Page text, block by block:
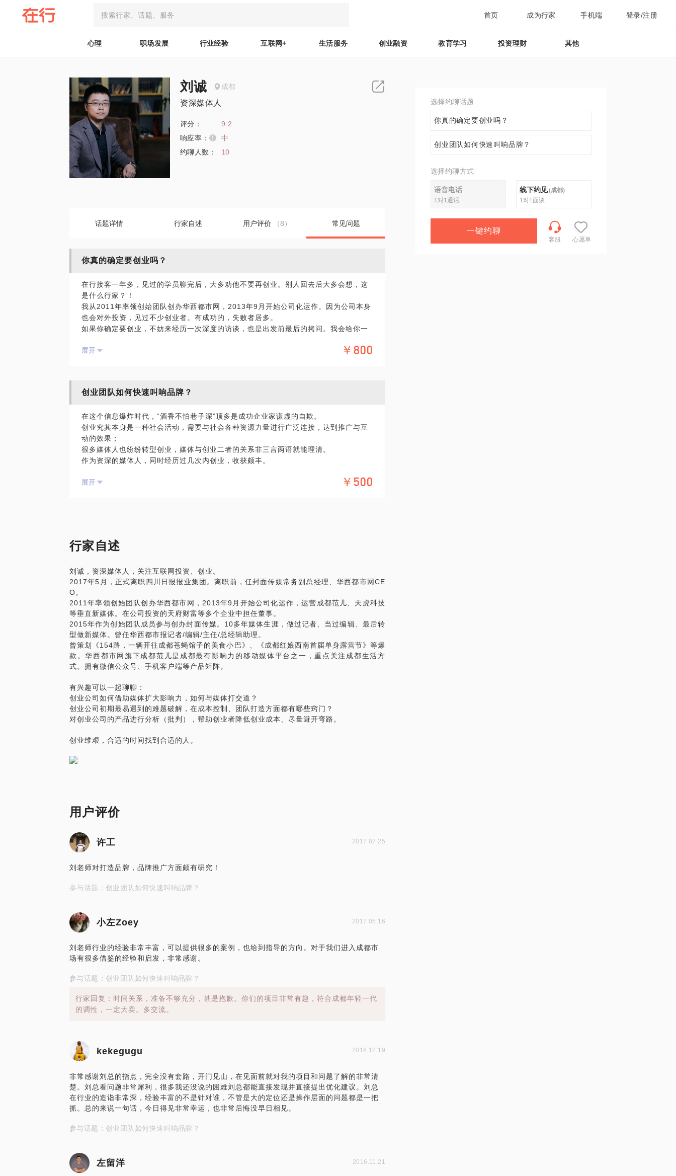
首页 成为行家 手机端 登录/注册
心理 职场发展 行业经验 互联网+ 生活服务 创业融资 教育学习 投资理财 其他
刘诚 成都
资深媒体人
评分：
9.2
响应率：
中
约聊人数：
10
话题详情 行家自述 用户评价 （8） 常见问题
你真的确定要创业吗？
在行接客一年多，见过的学员聊完后，大多劝他不要再创业。别人回去后大多会想，这
是什么行家？！
我从2011年率领创始团队创办华西都市网，2013年9月开始公司化运作。因为公司本身
也会对外投资，见过不少创业者。有成功的，失败者居多。
如果你确定要创业，不妨来经历一次深度的访谈，也是出发前最后的拷问。我会给你一
去踩。
展开 ￥800
创业团队如何快速叫响品牌？
在这个信息爆炸时代，“酒香不怕巷子深”顶多是成功企业家谦虚的自欺。
创业究其本身是一种社会活动，需要与社会各种资源力量进行广泛连接，达到推广与互
动的效果；
很多媒体人也纷纷转型创业，媒体与创业二者的关系非三言两语就能理清。
作为资深的媒体人，同时经历过几次内创业，收获颇丰。
项目运营中，我策划了《154路，一辆开往成都苍蝇馆子的美食小巴》、《成都红娘西
如何快速叫响品牌？
如何打通媒体渠道；
创业团队在什么时候更需要媒体的力量？
在链接媒体后，如何借助媒体的力量扩大影响力。
展开 ￥500
行家自述
刘诚，资深媒体人，关注互联网投资、创业。
2017年5月，正式离职四川日报报业集团。离职前，任封面传媒常务副总经理、华西都市网CE
O。
2011年率领创始团队创办华西都市网，2013年9月开始公司化运作，运营成都范儿、天虎科技
等垂直新媒体。在公司投资的天府财富等多个企业中担任董事。
2015年作为创始团队成员参与创办封面传媒。10多年媒体生涯，做过记者、当过编辑、最后转
型做新媒体。曾任华西都市报记者/编辑/主任/总经辑助理。
曾策划《154路，一辆开往成都苍蝇馆子的美食小巴》、《成都红娘西南首届单身露营节》等爆
款。华西都市网旗下成都范儿是成都最有影响力的移动媒体平台之一，重点关注成都生活方
式。拥有微信公众号、手机客户端等产品矩阵。
有兴趣可以一起聊聊：
创业公司如何借助媒体扩大影响力，如何与媒体打交道？
创业公司初期最易遇到的难题破解，在成本控制、团队打造方面都有哪些窍门？
对创业公司的产品进行分析（批判），帮助创业者降低创业成本、尽量避开弯路。
创业维艰，合适的时间找到合适的人。
用户评价
许工 2017.07.25
刘老师对打造品牌，品牌推广方面颇有研究！
参与话题：创业团队如何快速叫响品牌？
小左Zoey 2017.05.16
刘老师行业的经验非常丰富，可以提供很多的案例，也给到指导的方向。对于我们进入成都市
场有很多借鉴的经验和启发，非常感谢。
参与话题：创业团队如何快速叫响品牌？
行家回复：时间关系，准备不够充分，甚是抱歉。你们的项目非常有趣，符合成都年轻一代
的调性，一定大卖。多交流。
kekegugu 2016.12.19
非常感谢刘总的指点，完全没有套路，开门见山，在见面前就对我的项目和问题了解的非常清
楚。刘总看问题非常犀利，很多我还没说的困难刘总都能直接发现并直接提出优化建议。刘总
在行业的造诣非常深，经验丰富的不是针对谁，不管是大的定位还是操作层面的问题都是一把
抓。总的来说一句话，今日得见非常幸运，也非常后悔没早日相见。
参与话题：创业团队如何快速叫响品牌？
左留洋 2016.11.21
选择约聊话题
你真的确定要创业吗？
创业团队如何快速叫响品牌？
选择约聊方式
语音电话
1对1通话
线下约见(成都)
1对1面谈
一键约聊
客服 心愿单